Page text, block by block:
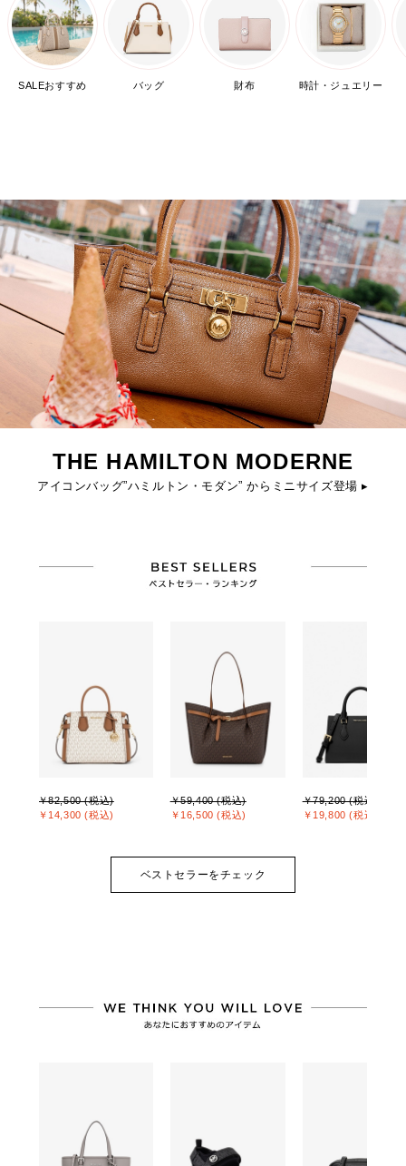
SALEおすすめ バッグ 財布 時計・ジュエリー
THE HAMILTON MODERNE
アイコンバッグ”ハミルトン・モダン” からミニサイズ登場 ▸
￥82,500 (税込)
￥14,300 (税込)
￥59,400 (税込)
￥16,500 (税込)
￥79,200 (税込)
￥19,800 (税込)
ベストセラーをチェック